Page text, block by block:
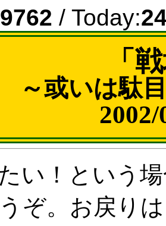
/ Today:
「
～或いは駄
い！という
ぞ。お戻りは